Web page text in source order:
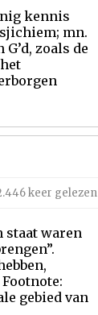
mn.
zoals de
keer gelezen
staat waren
gebied van